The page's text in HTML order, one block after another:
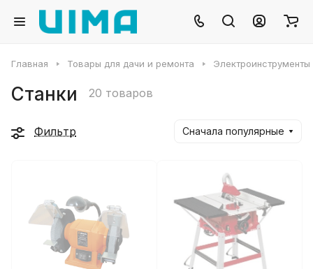
Главная Товары для дачи и ремонта Электроинструменты
Станки 20 товаров
Фильтр Сначала популярные